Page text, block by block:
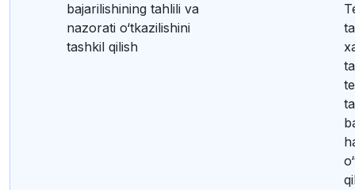
bajarilishining tahlili va
nazorati o‘tkazilishini
tashkil qilish